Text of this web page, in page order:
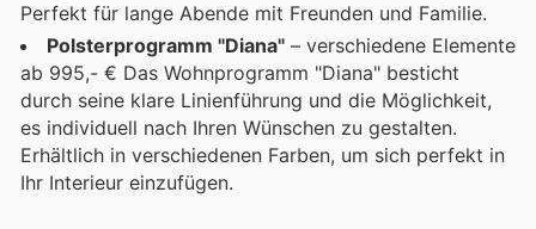
Perfekt für lange Abende mit Freunden und Familie.
Polsterprogramm "Diana" – verschiedene Elemente
ab 995,- € Das Wohnprogramm "Diana" besticht
durch seine klare Linienführung und die Möglichkeit,
es individuell nach Ihren Wünschen zu gestalten.
Erhältlich in verschiedenen Farben, um sich perfekt in
Ihr Interieur einzufügen.